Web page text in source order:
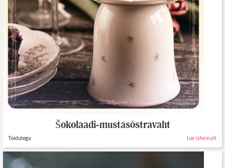
Šokolaadi-mustasõstravaht
Toidutegu Loe lähemalt